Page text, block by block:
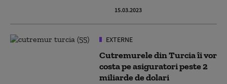
15.03.2023
EXTERNE
Cutremurele din Turcia îi vor
costa pe asiguratori peste 2
miliarde de dolari